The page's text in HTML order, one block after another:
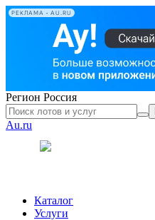
РЕКЛАМА • AU.RU
Регион Россия
Au.ru
Каталог
Услуги